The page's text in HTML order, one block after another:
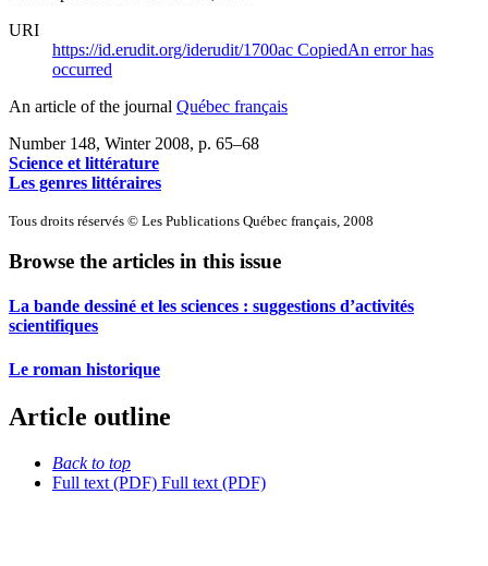
URI
https://id.erudit.org/iderudit/1700ac CopiedAn error has
occurred
An article of the journal Québec français
Number 148, Winter 2008, p. 65–68
Science et littérature
Les genres littéraires
Tous droits réservés © Les Publications Québec français, 2008
Browse the articles in this issue
La bande dessiné et les sciences : suggestions d’activités
scientifiques
Le roman historique
Article outline
Back to top
Full text (PDF) Full text (PDF)